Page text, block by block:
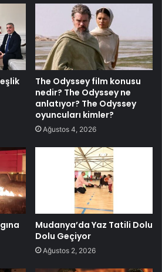
The Odyssey film konusu
nedir? The Odyssey ne
anlatıyor? The Odyssey
oyuncuları kimler?
Ağustos 4, 2026
Mudanya’da Yaz Tatili Dolu
Dolu Geçiyor
Ağustos 2, 2026